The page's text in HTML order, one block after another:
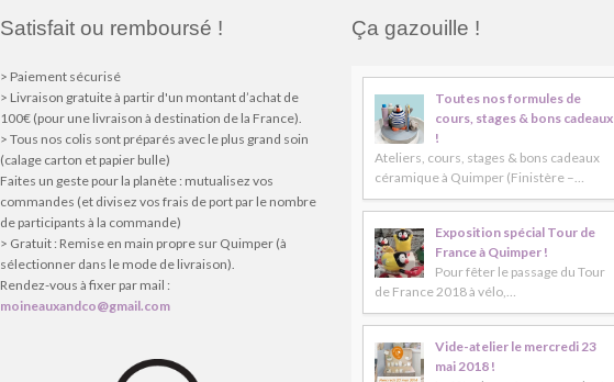
Satisfait ou remboursé !
> Paiement sécurisé
> Livraison gratuite à partir d'un montant d’achat de
100€ (pour une livraison à destination de la France).
> Tous nos colis sont préparés avec le plus grand soin
(calage carton et papier bulle)
Faites un geste pour la planète : mutualisez vos
commandes (et divisez vos frais de port par le nombre
de participants à la commande)
> Gratuit : Remise en main propre sur Quimper (à
sélectionner dans le mode de livraison).
Rendez-vous à fixer par mail :
moineauxandco@gmail.com
Ça gazouille !
Toutes nos formules de
cours, stages & bons cadeaux
!
Ateliers, cours, stages & bons cadeaux
céramique à Quimper (Finistère –…
Exposition spécial Tour de
France à Quimper !
Pour fêter le passage du Tour
de France 2018 à vélo,…
Vide-atelier le mercredi 23
mai 2018 !